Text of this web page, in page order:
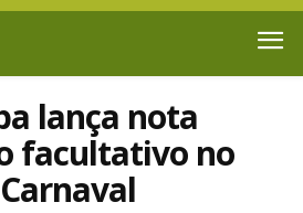
lança nota
facultativo no